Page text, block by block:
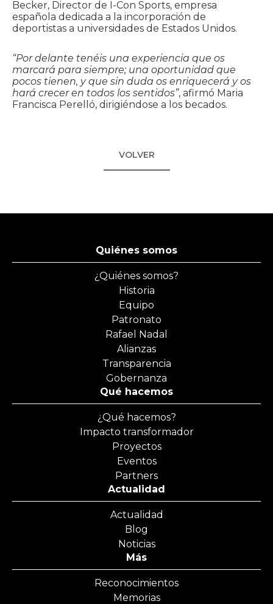
Becker, Director de I-Con Sports, empresa
española dedicada a la incorporación de
deportistas a universidades de Estados Unidos.
“Por delante tenéis una experiencia que os
marcará para siempre; una oportunidad que
pocos tienen, y que sin duda os enriquecerá y os
hará crecer en todos los sentidos”, afirmó Maria
Francisca Perelló, dirigiéndose a los becados.
VOLVER
Quiénes somos
¿Quiénes somos?
Historia
Equipo
Patronato
Rafael Nadal
Alianzas
Transparencia
Gobernanza
Qué hacemos
¿Qué hacemos?
Impacto transformador
Proyectos
Eventos
Partners
Actualidad
Actualidad
Blog
Noticias
Más
Reconocimientos
Memorias